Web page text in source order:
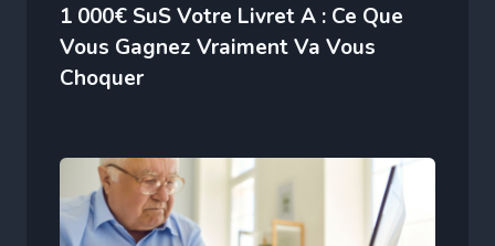
1 000€ SuS Votre Livret A : Ce Que
Vous Gagnez Vraiment Va Vous
Choquer